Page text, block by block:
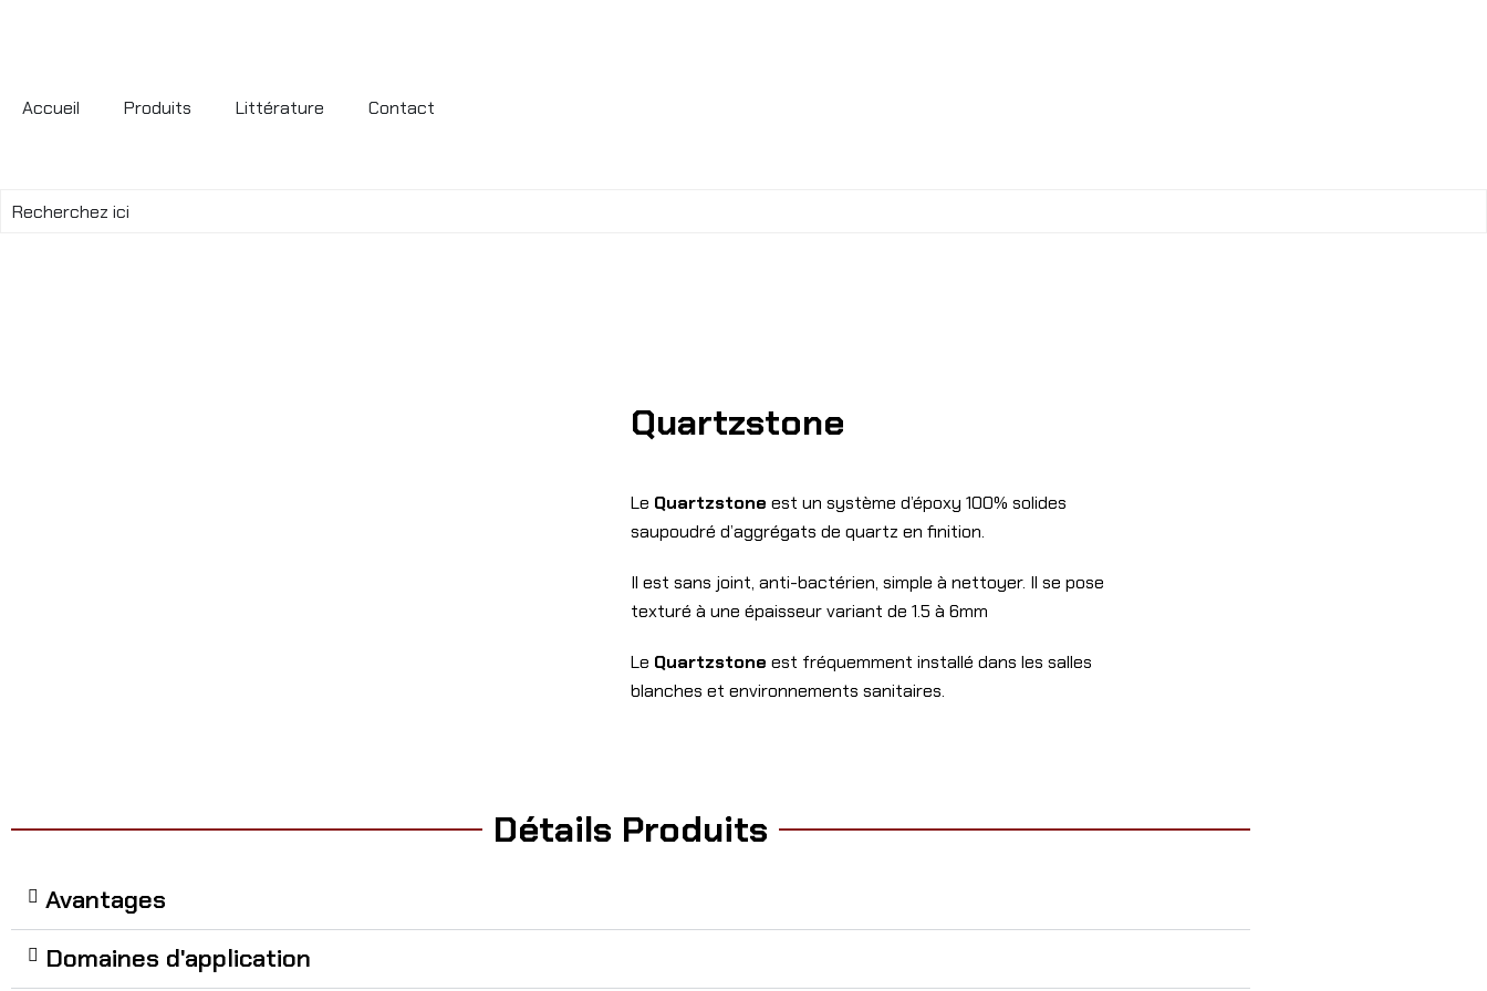
Accueil Produits Littérature Contact
Quartzstone
Le Quartzstone est un système d’époxy 100% solides
saupoudré d’aggrégats de quartz en finition.
Il est sans joint, anti-bactérien, simple à nettoyer. Il se pose
texturé à une épaisseur variant de 1.5 à 6mm
Le Quartzstone est fréquemment installé dans les salles
blanches et environnements sanitaires.
Détails Produits
Avantages
Domaines d'application